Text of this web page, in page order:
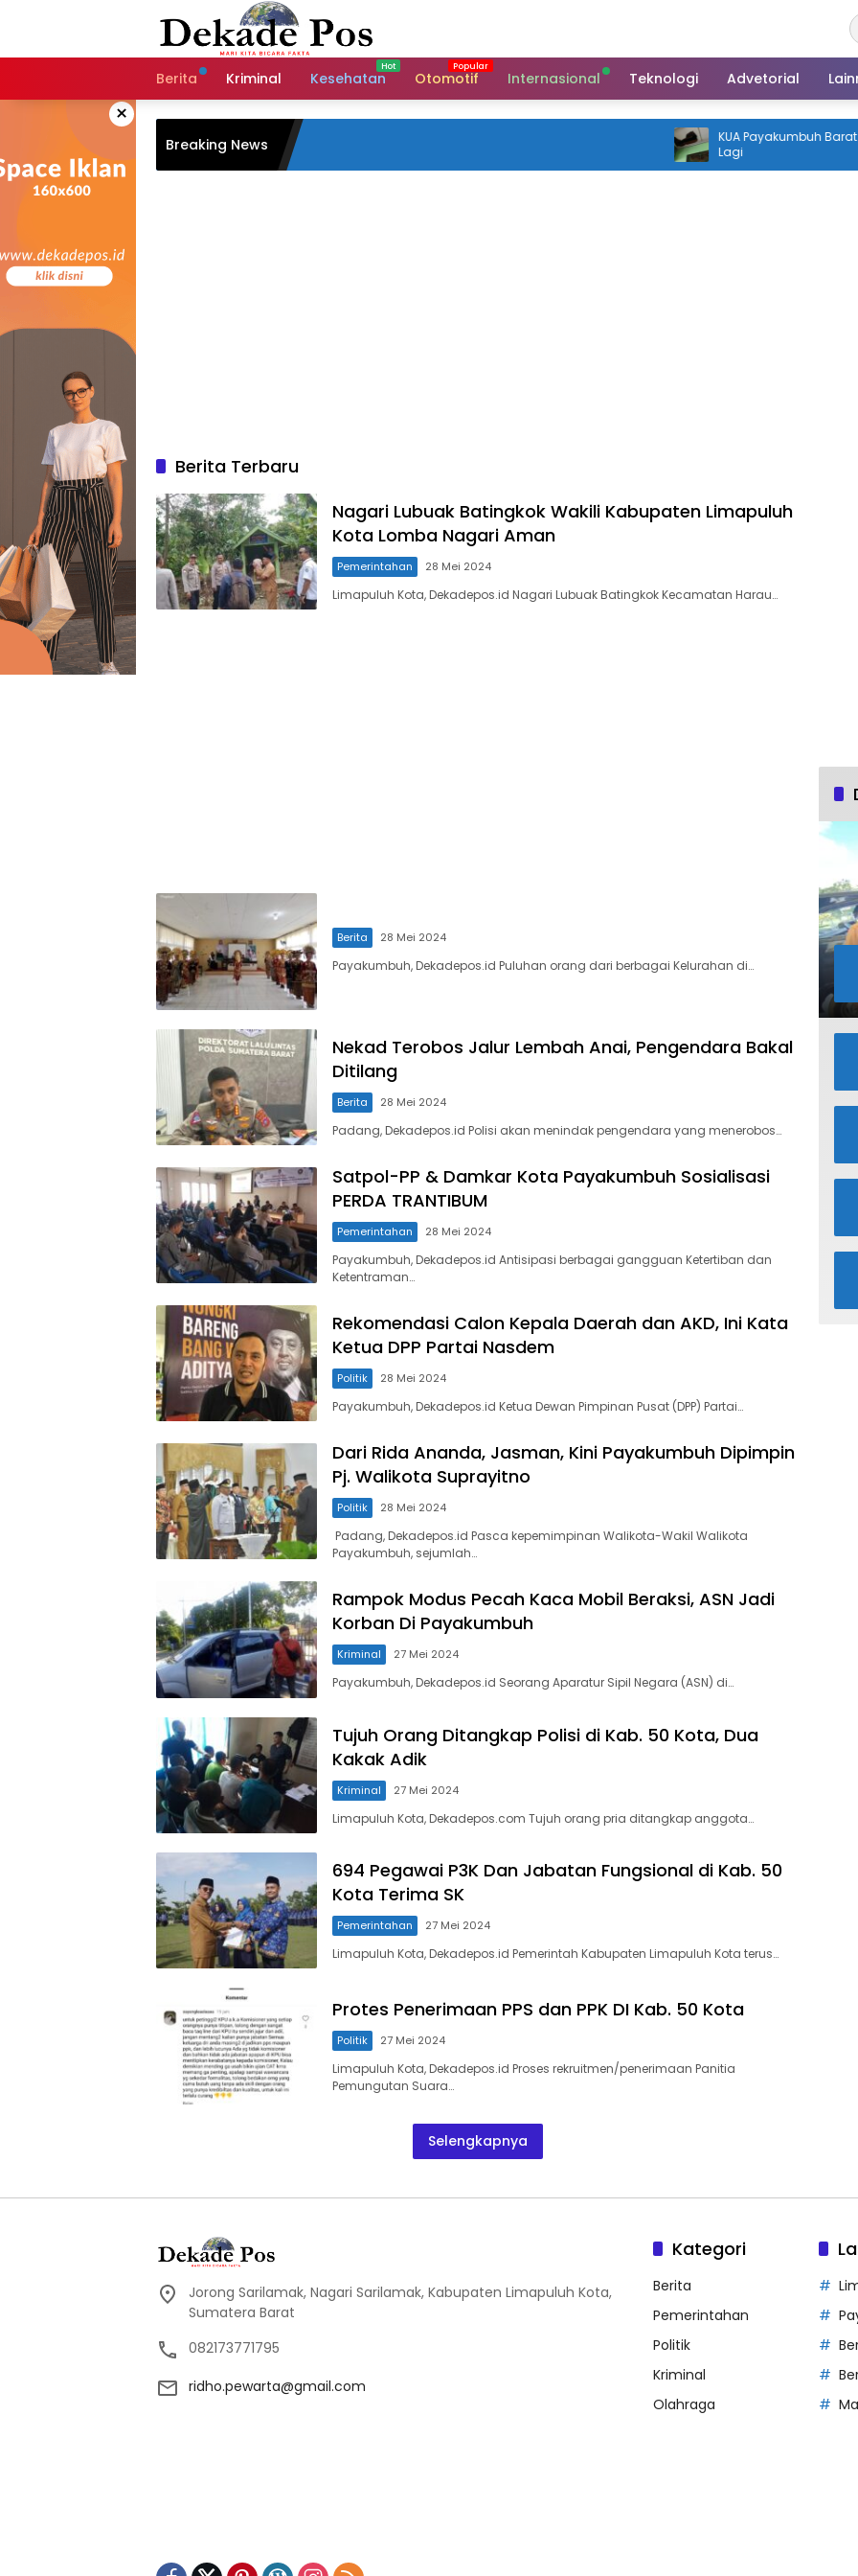
Berita
Kriminal Kesehatan Otomotif Internasional Teknologi Advetorial
×
Breaking News
KUA Payakumbuh Barat Digasak
Lagi
Berita Terbaru
Nagari Lubuak Batingkok Wakili Kabupaten Limapuluh
Kota Lomba Nagari Aman
Pemerintahan 28 Mei 2024
Limapuluh Kota, Dekadepos.id Nagari Lubuak Batingkok Kecamatan Harau…
Berita 28 Mei 2024
Payakumbuh, Dekadepos.id Puluhan orang dari berbagai Kelurahan di…
Nekad Terobos Jalur Lembah Anai, Pengendara Bakal
Ditilang
Berita 28 Mei 2024
Padang, Dekadepos.id Polisi akan menindak pengendara yang menerobos…
Dekade
Pos
Satpol-PP & Damkar Kota Payakumbuh Sosialisasi
PERDA TRANTIBUM
Pemerintahan 28 Mei 2024
Payakumbuh, Dekadepos.id Antisipasi berbagai gangguan Ketertiban dan
Ketentraman…
Rekomendasi Calon Kepala Daerah dan AKD, Ini Kata
Ketua DPP Partai Nasdem
Politik 28 Mei 2024
Payakumbuh, Dekadepos.id Ketua Dewan Pimpinan Pusat (DPP) Partai…
Dari Rida Ananda, Jasman, Kini Payakumbuh Dipimpin
Pj. Walikota Suprayitno
Politik 28 Mei 2024
Padang, Dekadepos.id Pasca kepemimpinan Walikota-Wakil Walikota
Payakumbuh, sejumlah…
Rampok Modus Pecah Kaca Mobil Beraksi, ASN Jadi
Korban Di Payakumbuh
Kriminal 27 Mei 2024
Payakumbuh, Dekadepos.id Seorang Aparatur Sipil Negara (ASN) di…
Tujuh Orang Ditangkap Polisi di Kab. 50 Kota, Dua
Kakak Adik
Kriminal 27 Mei 2024
Limapuluh Kota, Dekadepos.com Tujuh orang pria ditangkap anggota…
694 Pegawai P3K Dan Jabatan Fungsional di Kab. 50
Kota Terima SK
Pemerintahan 27 Mei 2024
Limapuluh Kota, Dekadepos.id Pemerintah Kabupaten Limapuluh Kota terus…
Protes Penerimaan PPS dan PPK DI Kab. 50 Kota
Politik 27 Mei 2024
Limapuluh Kota, Dekadepos.id Proses rekruitmen/penerimaan Panitia
Pemungutan Suara…
Selengkapnya
Jorong Sarilamak, Nagari Sarilamak, Kabupaten Limapuluh Kota,
Sumatera Barat
082173771795
ridho.pewarta@gmail.com
Kategori
Berita
Pemerintahan
Politik
Kriminal
Olahraga